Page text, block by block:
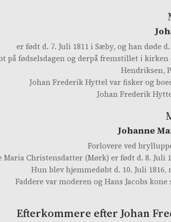
er født d. 7. Juli 1811 i Sæby, og han døde
på fødselsdagen og derpå fremstillet i kirken
Hendriksen,
Johan Frederik Hyttel var fisker og
Johan Frederik
Johanne
Forlovere ved
Maria Christensdatter (Mørk) er født d. 8. Juli
Hun blev hjemmedøbt d. 10. Juli
Faddere var moderen og Hans Jacobs
Efterkommere efter Johan